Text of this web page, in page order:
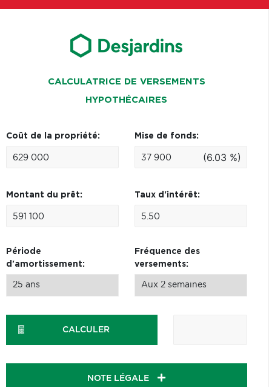
CALCULATRICE DE VERSEMENTS
HYPOTHÉCAIRES
Coût de la propriété: Mise de fonds:
(6.03 %)
Montant du prêt: Taux d'intérêt:
Période
d'amortissement:
Fréquence des
versements:
CALCULER
NOTE LÉGALE